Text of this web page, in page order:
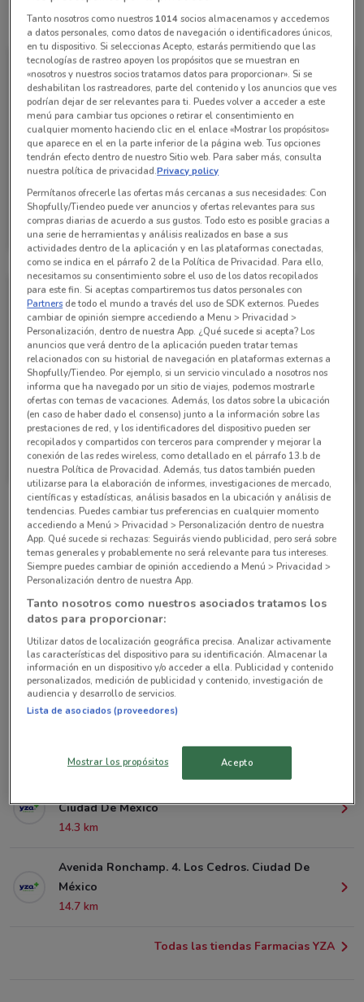
Todas las ofertas de esta tienda
Farmacias YZA
Caduca el 31/08
Farmacias YZA
Caduca el 31/08 11.9 km
Farmacias YZA
Caduca el 31/08 11.9 km
Sucursales Farmacias YZA alrededor
Jacobo De Lieja. 16. Col. Agricola Metropolitana.
11.9 km
Av. Emiliano Zapata. Lt 11. San Antonio. Ciudad
De México
13.4 km
Ciudad De México
14.3 km
Avenida Ronchamp. 4. Los Cedros. Ciudad De
México
14.7 km
Todas las tiendas Farmacias YZA
Tanto nosotros como nuestros 1014socios almacenamos y accedemos
a datos personales, como datos de navegación o identificadores únicos,
en tu dispositivo. Si seleccionas Acepto, estarás permitiendo que las
tecnologías de rastreo apoyen los propósitos que se muestran en
«nosotros y nuestros socios tratamos datos para proporcionar». Si se
deshabilitan los rastreadores, parte del contenido y los anuncios que ves
podrían dejar de ser relevantes para ti. Puedes volver a acceder a este
menú para cambiar tus opciones o retirar el consentimiento en
cualquier momento haciendo clic en el enlace «Mostrar los propósitos»
que aparece en el en la parte inferior de la página web. Tus opciones
tendrán efecto dentro de nuestro Sitio web. Para saber más, consulta
nuestra política de privacidad.Privacy policy
Permítanos ofrecerle las ofertas más cercanas a sus necesidades: Con
Shopfully/Tiendeo puede ver anuncios y ofertas relevantes para sus
compras diarias de acuerdo a sus gustos. Todo esto es posible gracias a
una serie de herramientas y análisis realizados en base a sus
actividades dentro de la aplicación y en las plataformas conectadas,
como se indica en el párrafo 2 de la Política de Privacidad. Para ello,
necesitamos su consentimiento sobre el uso de los datos recopilados
para este fin. Si aceptas compartiremos tus datos personales con
Partners de todo el mundo a través del uso de SDK externos. Puedes
cambiar de opinión siempre accediendo a Menu > Privacidad >
Personalización, dentro de nuestra App. ¿Qué sucede si acepta? Los
anuncios que verá dentro de la aplicación pueden tratar temas
relacionados con su historial de navegación en plataformas externas a
Shopfully/Tiendeo. Por ejemplo, si un servicio vinculado a nosotros nos
informa que ha navegado por un sitio de viajes, podemos mostrarle
ofertas con temas de vacaciones. Además, los datos sobre la ubicación
(en caso de haber dado el consenso) junto a la información sobre las
prestaciones de red, y los identificadores del dispositivo pueden ser
recopilados y compartidos con terceros para comprender y mejorar la
conexión de las redes wireless, como detallado en el párrafo 13.b de
nuestra Política de Provacidad. Además, tus datos también pueden
utilizarse para la elaboración de informes, investigaciones de mercado,
científicas y estadísticas, análisis basados en la ubicación y análisis de
tendencias. Puedes cambiar tus preferencias en cualquier momento
accediendo a Menú > Privacidad > Personalización dentro de nuestra
App. Qué sucede si rechazas: Seguirás viendo publicidad, pero será sobre
temas generales y probablemente no será relevante para tus intereses.
Siempre puedes cambiar de opinión accediendo a Menú > Privacidad >
Personalización dentro de nuestra App.
Tanto nosotros como nuestros asociados tratamos los
datos para proporcionar:
Utilizar datos de localización geográfica precisa. Analizar activamente
las características del dispositivo para su identificación. Almacenar la
información en un dispositivo y/o acceder a ella. Publicidad y contenido
personalizados, medición de publicidad y contenido, investigación de
audiencia y desarrollo de servicios.
Lista de asociados (proveedores)
Mostrar los propósitos Acepto